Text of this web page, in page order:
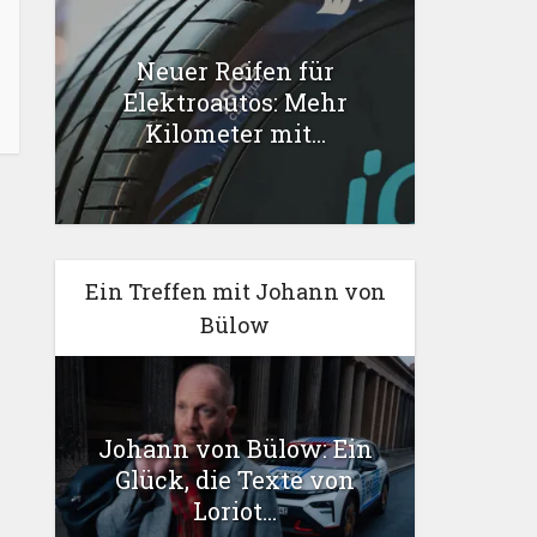
Neuer Reifen für
Elektroautos: Mehr
Kilometer mit...
Ein Treffen mit Johann von
Bülow
Johann von Bülow: Ein
Glück, die Texte von
Loriot...